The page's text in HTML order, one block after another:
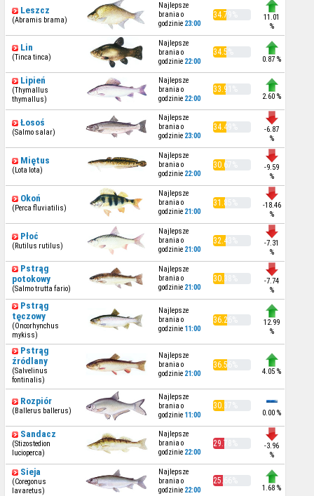
Leszcz
(Abramis brama)
Najlepsze
brania o
godzinie 23:00
34.79%
11.01
%
Lin
(Tinca tinca)
Najlepsze
brania o
godzinie 22:00
34.5%
0.87 %
Lipień
(Thymallus
thymallus)
Najlepsze
brania o
godzinie 22:00
33.91%
2.60 %
Łosoś
(Salmo salar)
Najlepsze
brania o
godzinie 23:00
34.49%
-6.87
%
Miętus
(Lota lota)
Najlepsze
brania o
godzinie 22:00
30.67%
-9.59
%
Okoń
(Perca fluviatilis)
Najlepsze
brania o
godzinie 21:00
31.85%
-18.46
%
Płoć
(Rutilus rutilus)
Najlepsze
brania o
godzinie 21:00
32.43%
-7.31
%
Pstrąg
potokowy
(Salmo trutta fario)
Najlepsze
brania o
godzinie 21:00
30.38%
-7.74
%
Pstrąg
tęczowy
(Oncorhynchus
mykiss)
Najlepsze
brania o
godzinie 11:00
36.26%
12.99
%
Pstrąg
źródlany
(Salvelinus
fontinalis)
Najlepsze
brania o
godzinie 21:00
36.56%
4.05 %
Rozpiór
(Ballerus ballerus)
Najlepsze
brania o
godzinie 11:00
30.37%
0.00 %
Sandacz
(Stizostedion
lucioperca)
Najlepsze
brania o
godzinie 22:00
29.78%
-3.96
%
Sieja
(Coregonus
lavaretus)
Najlepsze
brania o
godzinie 22:00
25.66%
1.68 %